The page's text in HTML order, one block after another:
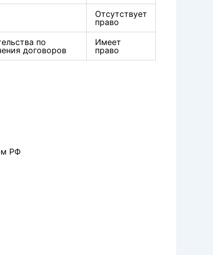
Отсутствует
право
по
договоров
Имеет
право
РФ